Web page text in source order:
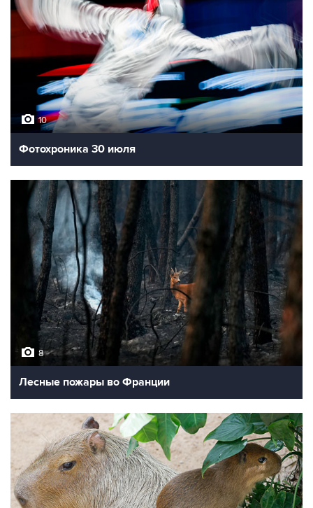
10
Фотохроника 30 июля
8
Лесные пожары во Франции